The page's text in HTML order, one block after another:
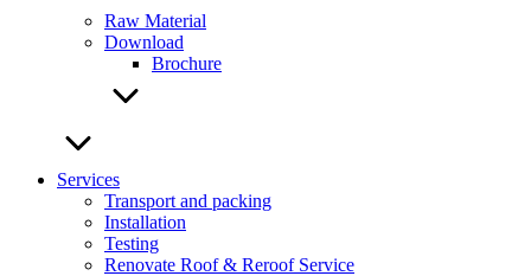
Raw Material
Download
Brochure
Services
Transport and packing
Installation
Testing
Renovate Roof & Reroof Service